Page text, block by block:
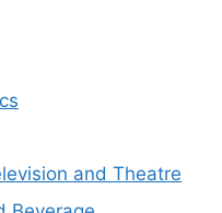
and Theatre